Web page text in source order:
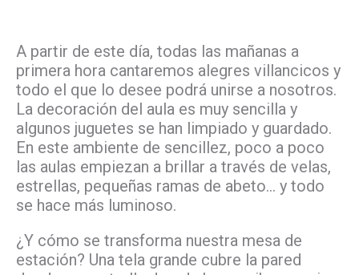
A partir de este día, todas las mañanas a
primera hora cantaremos alegres villancicos y
todo el que lo desee podrá unirse a nosotros.
La decoración del aula es muy sencilla y
algunos juguetes se han limpiado y guardado.
En este ambiente de sencillez, poco a poco
las aulas empiezan a brillar a través de velas,
estrellas, pequeñas ramas de abeto… y todo
se hace más luminoso.
¿Y cómo se transforma nuestra mesa de
estación? Una tela grande cubre la pared